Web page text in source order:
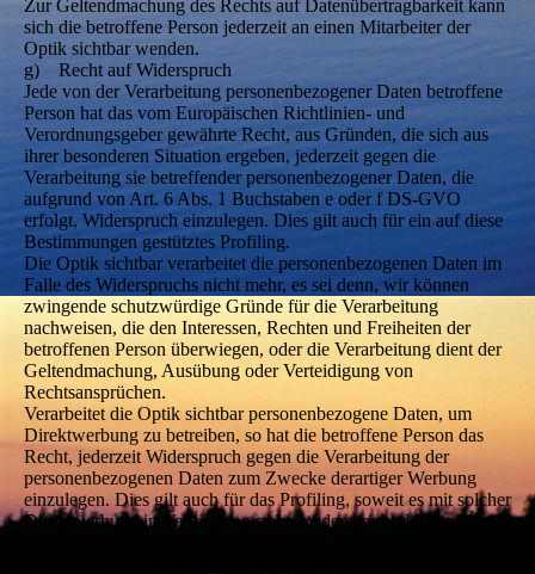
Zur Geltendmachung des Rechts auf Datenübertragbarkeit kann
sich die betroffene Person jederzeit an einen Mitarbeiter der
Optik sichtbar wenden.
g) Recht auf Widerspruch
Jede von der Verarbeitung personenbezogener Daten betroffene
Person hat das vom Europäischen Richtlinien- und
Verordnungsgeber gewährte Recht, aus Gründen, die sich aus
ihrer besonderen Situation ergeben, jederzeit gegen die
Verarbeitung sie betreffender personenbezogener Daten, die
aufgrund von Art. 6 Abs. 1 Buchstaben e oder f DS-GVO
erfolgt, Widerspruch einzulegen. Dies gilt auch für ein auf diese
Bestimmungen gestütztes Profiling.
Die Optik sichtbar verarbeitet die personenbezogenen Daten im
Falle des Widerspruchs nicht mehr, es sei denn, wir können
zwingende schutzwürdige Gründe für die Verarbeitung
nachweisen, die den Interessen, Rechten und Freiheiten der
betroffenen Person überwiegen, oder die Verarbeitung dient der
Geltendmachung, Ausübung oder Verteidigung von
Rechtsansprüchen.
Verarbeitet die Optik sichtbar personenbezogene Daten, um
Direktwerbung zu betreiben, so hat die betroffene Person das
Recht, jederzeit Widerspruch gegen die Verarbeitung der
personenbezogenen Daten zum Zwecke derartiger Werbung
einzulegen. Dies gilt auch für das Profiling, soweit es mit solcher
Direktwerbung in Verbindung steht. Widerspricht die betroffene